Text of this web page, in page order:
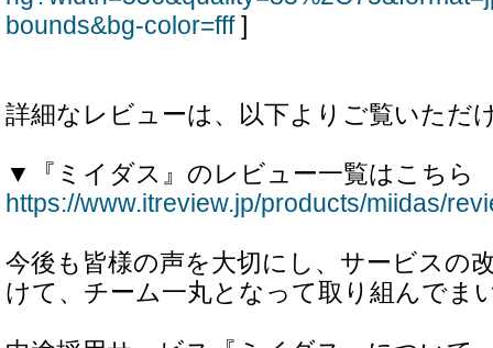
bounds&bg-color=fff]
詳細なレビューは、以下よりご覧いただ
▼『ミイダス』のレビュー一覧はこちら
https://www.itreview.jp/products/miidas/
今後も皆様の声を大切にし、サービスの
けて、チーム一丸となって取り組んでま